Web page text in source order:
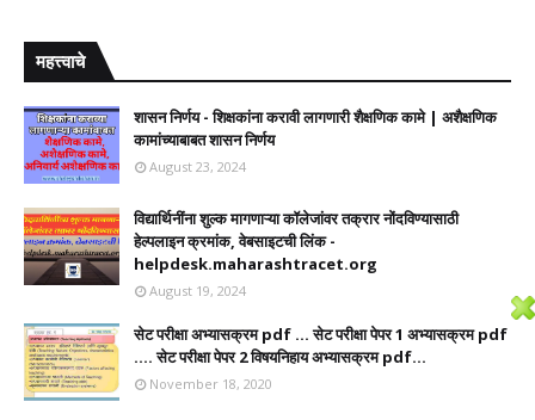
महत्त्वाचे
शासन निर्णय - शिक्षकांना करावी लागणारी शैक्षणिक कामे | अशैक्षणिक
कामांच्याबाबत शासन निर्णय
August 23, 2024
विद्यार्थिनींना शुल्क मागणाऱ्या कॉलेजांवर तक्रार नोंदविण्यासाठी
हेल्पलाइन क्रमांक, वेबसाइटची लिंक -
helpdesk.maharashtracet.org
August 19, 2024
सेट परीक्षा अभ्यासक्रम pdf ... सेट परीक्षा पेपर 1 अभ्यासक्रम pdf
.... सेट परीक्षा पेपर 2 विषयनिहाय अभ्यासक्रम pdf...
November 18, 2020